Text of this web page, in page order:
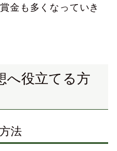
金も多くなっていき
へ役立てる方
法